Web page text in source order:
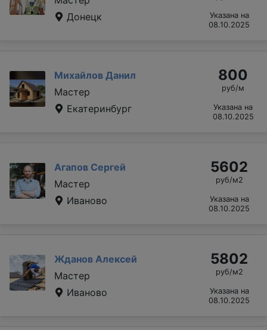
Донецк
Указана на
08.10.2025
Михайлов Данил
Мастер
Екатеринбург
800
руб/м
Указана на
08.10.2025
Агапов Сергей
Мастер
Иваново
5602
руб/м2
Указана на
08.10.2025
Жданов Алексей
Мастер
Иваново
5802
руб/м2
Указана на
08.10.2025